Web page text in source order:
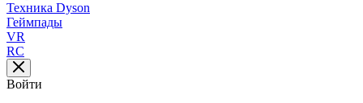
Техника Dyson
Геймпады
VR
RC
Войти